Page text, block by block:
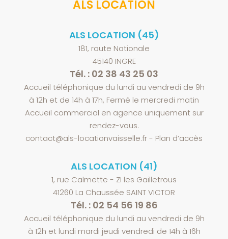
ALS LOCATION
ALS LOCATION (45)
181, route Nationale
45140 INGRE
Tél. : 02 38 43 25 03
Accueil téléphonique du lundi au vendredi de 9h
à 12h et de 14h à 17h, Fermé le mercredi matin
Accueil commercial en agence uniquement sur
rendez-vous.
contact@als-locationvaisselle.fr- Plan d’accès
ALS LOCATION (41)
1, rue Calmette - ZI les Gailletrous
41260 La Chaussée SAINT VICTOR
Tél. : 02 54 56 19 86
Accueil téléphonique du lundi au vendredi de 9h
à 12h et lundi mardi jeudi vendredi de 14h à 16h